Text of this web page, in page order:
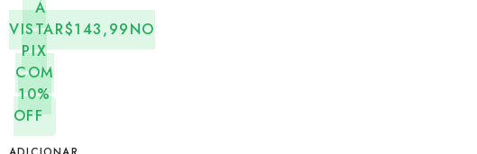
À
VISTAR$143,99NO
PIX
COM
10%
OFF